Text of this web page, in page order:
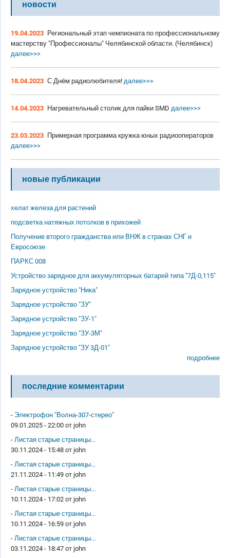
новости
19.04.2023 Региональный этап чемпионата по профессиональному
мастерству "Профессионалы" Челябинской области. (Челябинск)
далее>>>
18.04.2023 С Днём радиолюбителя! далее>>>
14.04.2023 Нагревательный столик для пайки SMD далее>>>
23.03.2023 Примерная программа кружка юных радиооператоров
далее>>>
новые публикации
хелат железа для растений
подсветка натяжных потолков в прихожей
Получение второго гражданства или ВНЖ в странах СНГ и
Евросоюзе
ПАРКС 008
Устройство зарядное для аккумуляторных батарей типа "7Д-0,115"
Зарядное устройство "Ника"
Зарядное устройство "ЗУ"
Зарядное устройство "ЗУ-1"
Зарядное устройство "ЗУ-3М"
Зарядное устройство "ЗУ 3Д-01"
подробнее
последние комментарии
- Электрофон "Волна-307-стерео"
09.01.2025 - 22:00 от john
- Листая старые страницы...
30.11.2024 - 15:48 от john
- Листая старые страницы...
21.11.2024 - 11:49 от john
- Листая старые страницы...
10.11.2024 - 17:02 от john
- Листая старые страницы...
10.11.2024 - 16:59 от john
- Листая старые страницы...
03.11.2024 - 18:47 от john